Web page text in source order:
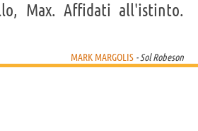
Max. Affidati all'istinto.
MARK MARGOLIS - Sol Robeson